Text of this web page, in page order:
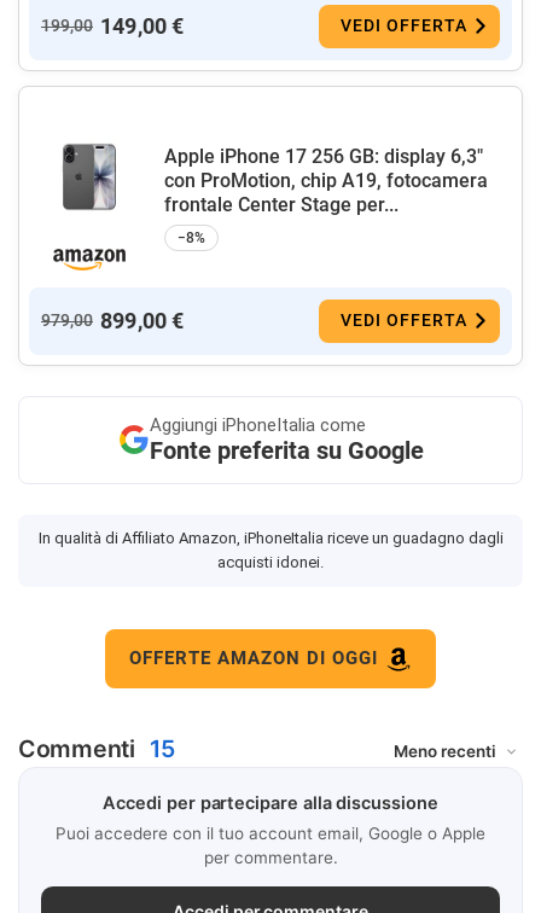
199,00 149,00 € VEDI OFFERTA
Apple iPhone 17 256 GB: display 6,3"
con ProMotion, chip A19, fotocamera
frontale Center Stage per...
−8%
979,00 899,00 € VEDI OFFERTA
Aggiungi iPhoneItalia come
Fonte preferita su Google
In qualità di Affiliato Amazon, iPhoneItalia riceve un guadagno dagli
acquisti idonei.
OFFERTE AMAZON DI OGGI
Commenti 15
Accedi per partecipare alla discussione
Puoi accedere con il tuo account email, Google o Apple
per commentare.